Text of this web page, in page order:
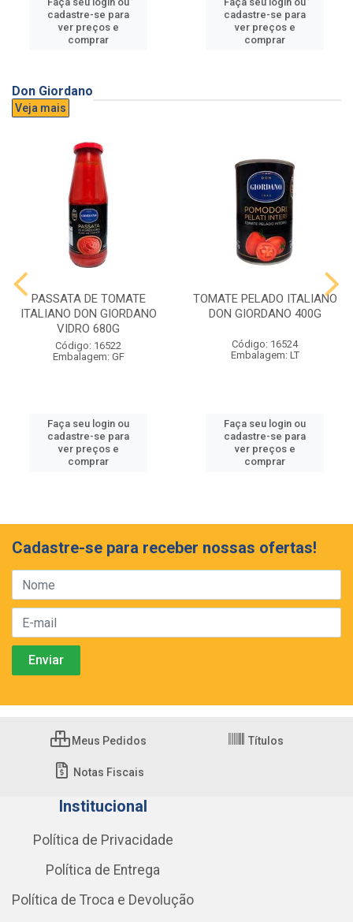
cadastre-se para
ver preços e
comprar
cadastre-se para
ver preços e
comprar
Don Giordano
Veja mais
PASSATA DE TOMATE
ITALIANO DON GIORDANO
VIDRO 680G
Código: 16522
Embalagem: GF
Faça seu login ou
cadastre-se para
ver preços e
comprar
TOMATE PELADO ITALIANO
DON GIORDANO 400G
Código: 16524
Embalagem: LT
Faça seu login ou
cadastre-se para
ver preços e
comprar
Cadastre-se para receber nossas ofertas!
Meus Pedidos Títulos
Notas Fiscais
Institucional
Política de Privacidade
Política de Entrega
Política de Troca e Devolução